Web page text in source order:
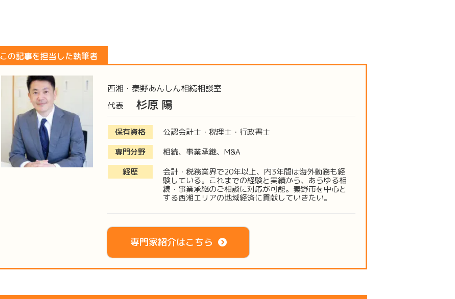
この記事を担当した執筆者
西湘・秦野あんしん相続相談室
代表
杉原 陽
保有資格
公認会計士・税理士・行政書士
専門分野
相続、事業承継、M&A
経歴
会計・税務業界で20年以上、内3年間は海外勤務も経
験している。これまでの経験と実績から、あらゆる相
続・事業承継のご相談に対応が可能。秦野市を中心と
する西湘エリアの地域経済に貢献していきたい。
専門家紹介はこちら